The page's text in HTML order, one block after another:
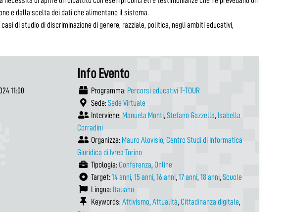
e dalla scelta dei dati che alimentano il sistema.
di studio di discriminazione di genere, razziale, politica, negli ambiti educativi,
11:00
Info Evento
Programma: Percorsi educativi T-TOUR
Sede: Sede Virtuale
Interviene: Manuela Monti, Stefano Gazzella, Isabella
Corradini
Organizza: Mauro Alovisio, Centro Studi di Informatica
Giuridica di Ivrea Torino
Tipologia: Conferenza, Online
Target: 14 anni, 15 anni, 16 anni, 17 anni, 18 anni, Scuole
Lingua: Italiano
Keywords: Attivismo, Attualità, Cittadinanza digitale,